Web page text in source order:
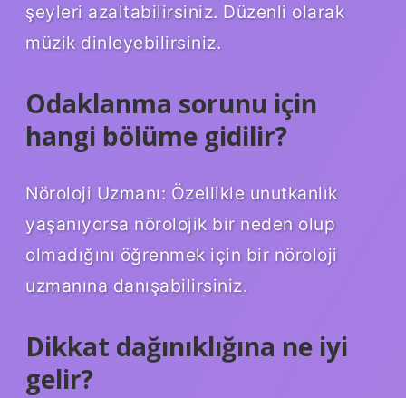
şeyleri azaltabilirsiniz. Düzenli olarak
müzik dinleyebilirsiniz.
Odaklanma sorunu için
hangi bölüme gidilir?
Nöroloji Uzmanı: Özellikle unutkanlık
yaşanıyorsa nörolojik bir neden olup
olmadığını öğrenmek için bir nöroloji
uzmanına danışabilirsiniz.
Dikkat dağınıklığına ne iyi
gelir?